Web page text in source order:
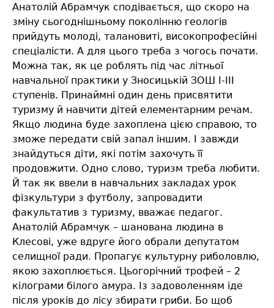
Анатолій Абрамчук сподівається, що скоро на
зміну сьогоднішньому поколінню геологів
прийдуть молоді, талановиті, високопрофесійні
спеціалісти. А для цього треба з чогось почати.
Можна так, як це роблять під час літньої
навчальної практики у Зносицькій ЗОШ І-ІІІ
ступенів. Принаймні один день присвятити
туризму й навчити дітей елементарним речам.
Якщо людина буде захоплена цією справою, то
зможе передати свій запал іншим. І завжди
знайдуться діти, які потім захочуть її
продовжити. Одно слово, туризм треба любити.
Й так як ввели в навчальних закладах урок
фізкультури з футболу, запровадити
факультатив з туризму, вважає педагог.
Анатолій Абрамчук – шанована людина в
Клесові, уже вдруге його обрали депутатом
селищної ради. Пропагує культурну риболовлю,
якою захоплюється. Цьогорічний трофей – 2
кілограми білого амура. Із задоволенням іде
після уроків до лісу збирати гриби. Бо щоб